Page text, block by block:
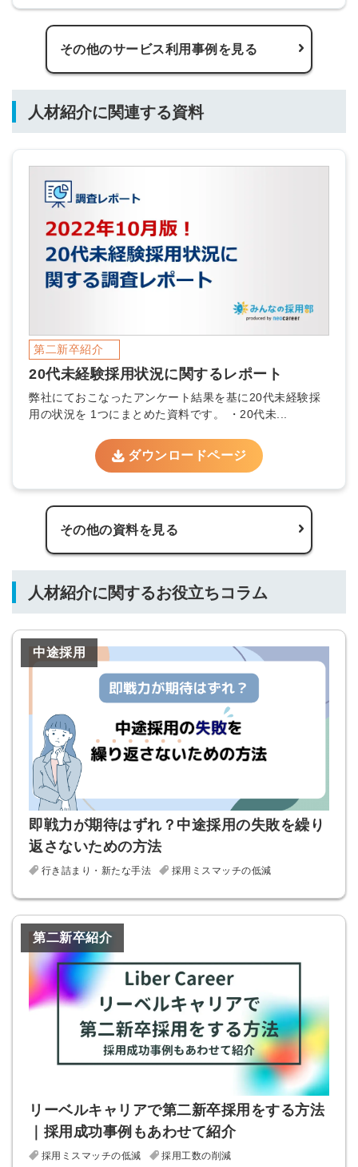
その他のサービス利用事例を見る
人材紹介に関連する資料
第二新卒紹介
20代未経験採用状況に関するレポート
弊社にておこなったアンケート結果を基に20代未経験採
用の状況を 1つにまとめた資料です。 ・20代未...
ダウンロードページ
その他の資料を見る
人材紹介に関するお役立ちコラム
中途採用
即戦力が期待はずれ？中途採用の失敗を繰り
返さないための方法
行き詰まり・新たな手法 採用ミスマッチの低減
第二新卒紹介
リーベルキャリアで第二新卒採用をする方法
｜採用成功事例もあわせて紹介
採用ミスマッチの低減 採用工数の削減
をご利用する
要です。
する
れですか？
許可なく投稿すること
簡単10秒！無料会員登録
採用課題の解決、新しい採用の
取り組みなどを取材したインタ
ビュー記事が読める
メールアドレス
同意のうえ
登録する
他サービスIDで登録
みんなの採用部があなたの許可なく投稿すること